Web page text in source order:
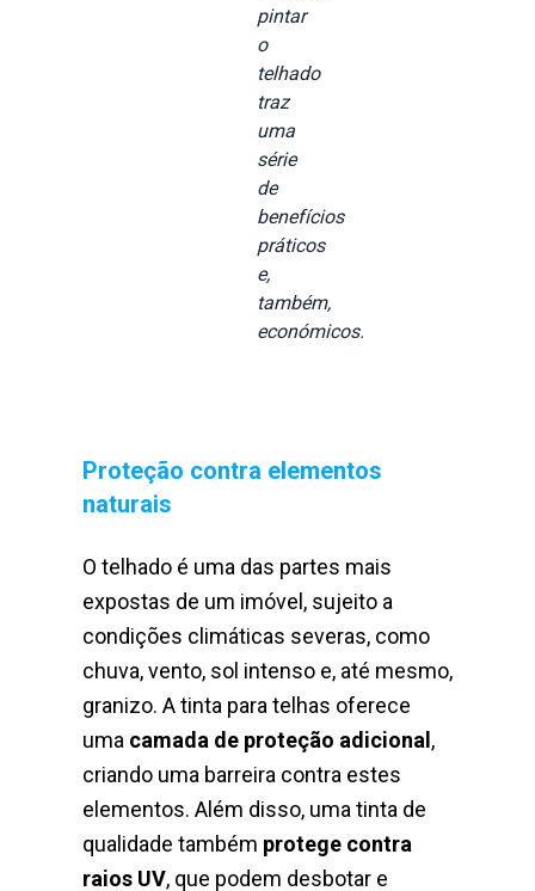
pintar
o
telhado
traz
uma
série
de
benefícios
práticos
e,
também,
económicos.
Proteção contra elementos
naturais
O telhado é uma das partes mais
expostas de um imóvel, sujeito a
condições climáticas severas, como
chuva, vento, sol intenso e, até mesmo,
granizo. A tinta para telhas oferece
uma camada de proteção adicional ,
criando uma barreira contra estes
elementos. Além disso, uma tinta de
qualidade também protege contra
raios UV, que podem desbotar e